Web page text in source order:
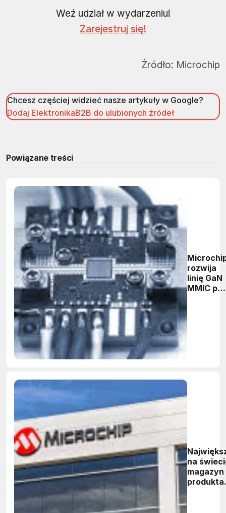
Weź udział w wydarzeniu!
Zarejestruj się!
Źródło: Microchip
Chcesz częściej widzieć nasze artykuły w Google?
Dodaj ElektronikaB2B do ulubionych źródeł
Powiązane treści
rozwija
linię GaN
MMIC po
na
magazyn